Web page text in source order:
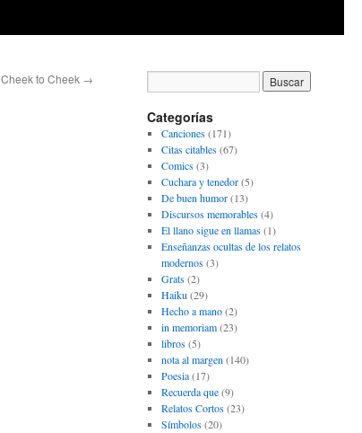
Cheek to Cheek →
Categorías
Canciones(171)
Citas citables(67)
Comics(3)
Cuchara y tenedor(5)
De buen humor(13)
Discursos memorables(4)
El llano sigue en llamas(1)
Enseñanzas ocultas de los relatos
modernos(3)
Grats(2)
Haiku (29)
Hecho a mano(2)
in memoriam(23)
libros(5)
nota al margen (140)
Poesia(17)
Recuerda que(9)
Relatos Cortos(23)
Símbolos(20)